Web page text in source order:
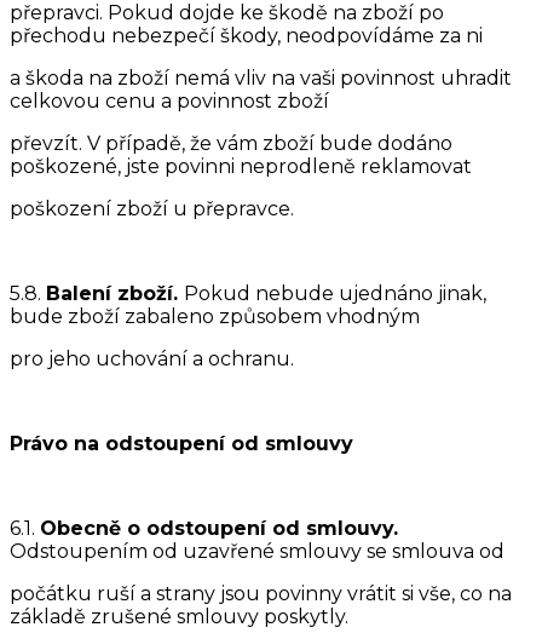
přepravci. Pokud dojde ke škodě na zboží po
přechodu nebezpečí škody, neodpovídáme za ni
a škoda na zboží nemá vliv na vaši povinnost uhradit
celkovou cenu a povinnost zboží
převzít. V případě, že vám zboží bude dodáno
poškozené, jste povinni neprodleně reklamovat
poškození zboží u přepravce.
5.8. Balení zboží. Pokud nebude ujednáno jinak,
bude zboží zabaleno způsobem vhodným
pro jeho uchování a ochranu.
Právo na odstoupení od smlouvy
6.1. Obecně o odstoupení od smlouvy.
Odstoupením od uzavřené smlouvy se smlouva od
počátku ruší a strany jsou povinny vrátit si vše, co na
základě zrušené smlouvy poskytly.